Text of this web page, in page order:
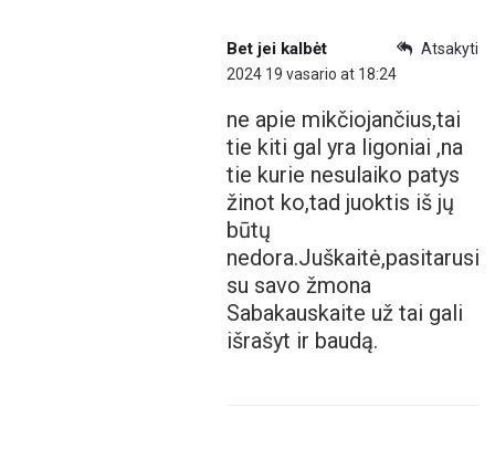
Atsakyti
Bet jei kalbėt
2024 19 vasario at 18:24
ne apie mikčiojančius,tai
tie kiti gal yra ligoniai ,na
tie kurie nesulaiko patys
žinot ko,tad juoktis iš jų
būtų
nedora.Juškaitė,pasitarusi
su savo žmona
Sabakauskaite už tai gali
išrašyt ir baudą.